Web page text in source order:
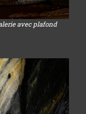
avec plafond